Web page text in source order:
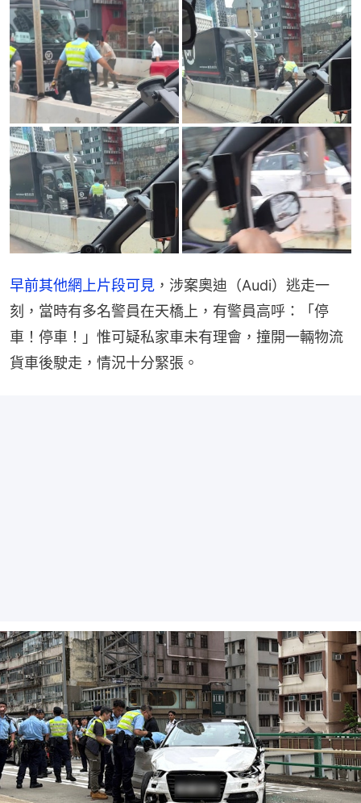
早前其他網上片段可見 ，涉案奧迪（Audi）逃走一
刻，當時有多名警員在天橋上，有警員高呼：「停
車！停車！」惟可疑私家車未有理會，撞開一輛物流
貨車後駛走，情況十分緊張。